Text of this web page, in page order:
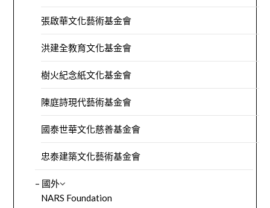
張啟華文化藝術基金會
洪建全教育文化基金會
樹火紀念紙文化基金會
陳庭詩現代藝術基金會
國泰世華文化慈善基金會
忠泰建築文化藝術基金會
– 國外
NARS Foundation